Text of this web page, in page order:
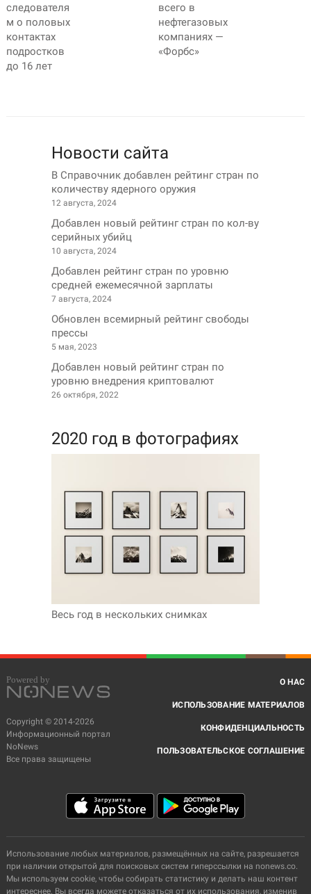
следователя
м о половых
контактах
подростков
до 16 лет
всего в
нефтегазовых
компаниях —
«Форбс»
Новости сайта
В Справочник добавлен рейтинг стран по
количеству ядерного оружия
12 августа, 2024
Добавлен новый рейтинг стран по кол-ву
серийных убийц
10 августа, 2024
Добавлен рейтинг стран по уровню
средней ежемесячной зарплаты
7 августа, 2024
Обновлен всемирный рейтинг свободы
прессы
5 мая, 2023
Добавлен новый рейтинг стран по
уровню внедрения криптовалют
26 октября, 2022
2020 год в фотографиях
Весь год в нескольких снимках
Copyright © 2014-2026
Информационный портал
NoNews
Все права защищены
О НАС
ИСПОЛЬЗОВАНИЕ МАТЕРИАЛОВ
КОНФИДЕНЦИАЛЬНОСТЬ
ПОЛЬЗОВАТЕЛЬСКОЕ СОГЛАШЕНИЕ
Использование любых материалов, размещённых на сайте, разрешается
при наличии открытой для поисковых систем гиперссылки на nonews.co.
Мы используем cookie, чтобы собирать статистику и делать наш контент
интереснее. Вы всегда можете отказаться от их использования, изменив